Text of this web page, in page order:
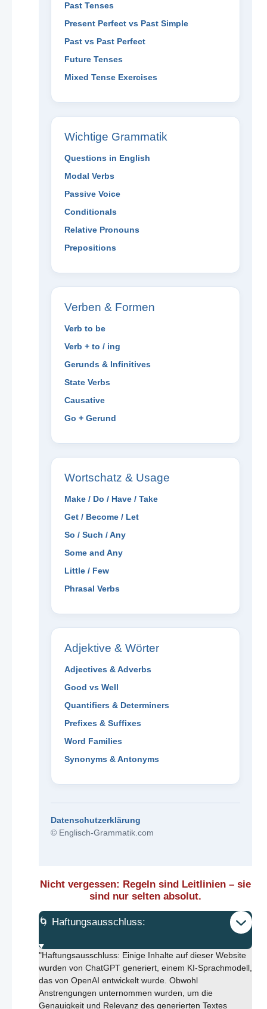
Past Tenses
Present Perfect vs Past Simple
Past vs Past Perfect
Future Tenses
Mixed Tense Exercises
Wichtige Grammatik
Questions in English
Modal Verbs
Passive Voice
Conditionals
Relative Pronouns
Prepositions
Verben & Formen
Verb to be
Verb + to / ing
Gerunds & Infinitives
State Verbs
Causative
Go + Gerund
Wortschatz & Usage
Make / Do / Have / Take
Get / Become / Let
So / Such / Any
Some and Any
Little / Few
Phrasal Verbs
Adjektive & Wörter
Adjectives & Adverbs
Good vs Well
Quantifiers & Determiners
Prefixes & Suffixes
Word Families
Synonyms & Antonyms
Datenschutzerklärung
© Englisch-Grammatik.com
Nicht vergessen: Regeln sind Leitlinien – sie
sind nur selten absolut.
🌀 Haftungsausschluss:
"Haftungsausschluss: Einige Inhalte auf dieser Website
wurden von ChatGPT generiert, einem KI-Sprachmodell,
das von OpenAI entwickelt wurde. Obwohl
Anstrengungen unternommen wurden, um die
Genauigkeit und Relevanz des generierten Textes